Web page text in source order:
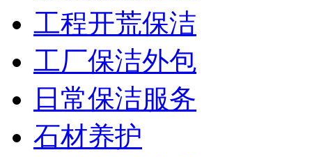
工程开荒保洁
工厂保洁外包
日常保洁服务
石材养护